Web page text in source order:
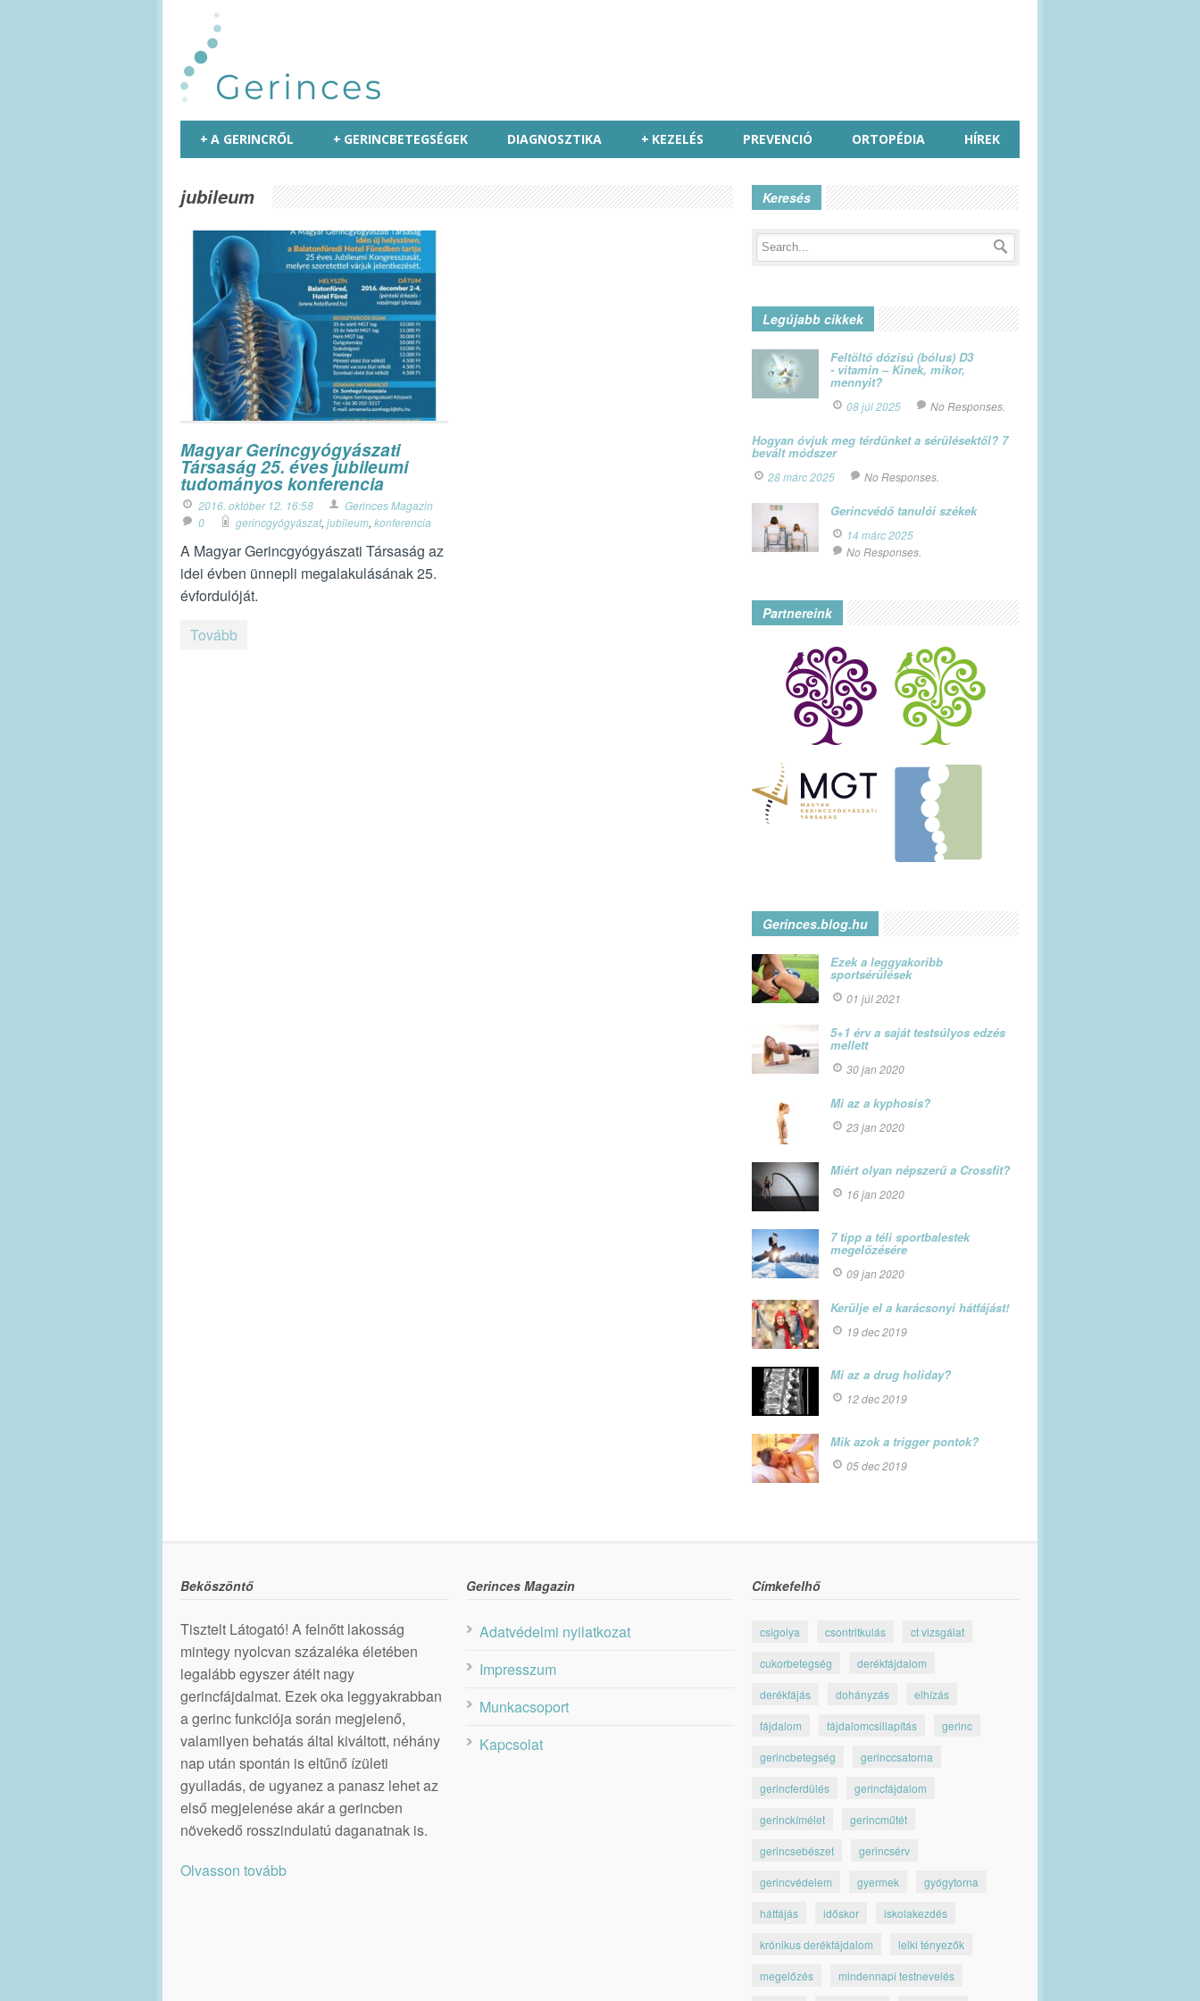
A GERINCRŐL
+ GERINCBETEGSÉGEK
+ DIAGNOSZTIKA KEZELÉS
+ PREVENCIÓ ORTOPÉDIA HÍREK
jubileum
Magyar Gerincgyógyászati
Társaság 25. éves jubileumi
tudományos konferencia
2016. október 12. 16:58
Gerinces Magazin
0
gerincgyógyászat, jubileum, konferencia
A Magyar Gerincgyógyászati Társaság az
idei évben ünnepli megalakulásának 25.
évfordulóját.
Tovább
Keresés
Legújabb cikkek
Feltöltő dózisú (bólus) D3
- vitamin – Kinek, mikor,
mennyit?
08 júl 2025 No Responses.
Hogyan óvjuk meg térdünket a sérülésektől? 7
bevált módszer
28 márc 2025 No Responses.
Gerincvédő tanulói székek
14 márc 2025
No Responses.
Partnereink
Gerinces.blog.hu
Ezek a leggyakoribb
sportsérülések
01 júl 2021
5+1 érv a saját testsúlyos edzés
mellett
30 jan 2020
Mi az a kyphosis?
23 jan 2020
Miért olyan népszerű a Crossfit?
16 jan 2020
7 tipp a téli sportbalestek
megelőzésére
09 jan 2020
Kerülje el a karácsonyi hátfájást!
19 dec 2019
Mi az a drug holiday?
12 dec 2019
Mik azok a trigger pontok?
05 dec 2019
Beköszöntő
Tisztelt Látogató! A felnőtt lakosság
mintegy nyolcvan százaléka életében
legalább egyszer átélt nagy
gerincfájdalmat. Ezek oka leggyakrabban
a gerinc funkciója során megjelenő,
valamilyen behatás által kiváltott, néhány
nap után spontán is eltűnő ízületi
gyulladás, de ugyanez a panasz lehet az
első megjelenése akár a gerincben
növekedő rosszindulatú daganatnak is.
Olvasson tovább
Gerinces Magazin
Adatvédelmi nyilatkozat
Impresszum
Munkacsoport
Kapcsolat
Címkefelhő
csigolya csontritkulás ct vizsgálat
cukorbetegség derékfájdalom
derékfájás dohányzás elhízás
fájdalom fájdalomcsillapítás gerinc
gerincbetegség gerinccsatorna
gerincferdülés gerincfájdalom
gerinckímélet gerincműtét
gerincsebészet gerincsérv
gerincvédelem gyermek gyógytorna
hátfájás időskor iskolakezdés
krónikus derékfájdalom lelki tényezők
megelőzés mindennapi testnevelés